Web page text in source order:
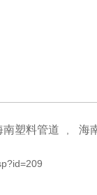
南塑料管道 海